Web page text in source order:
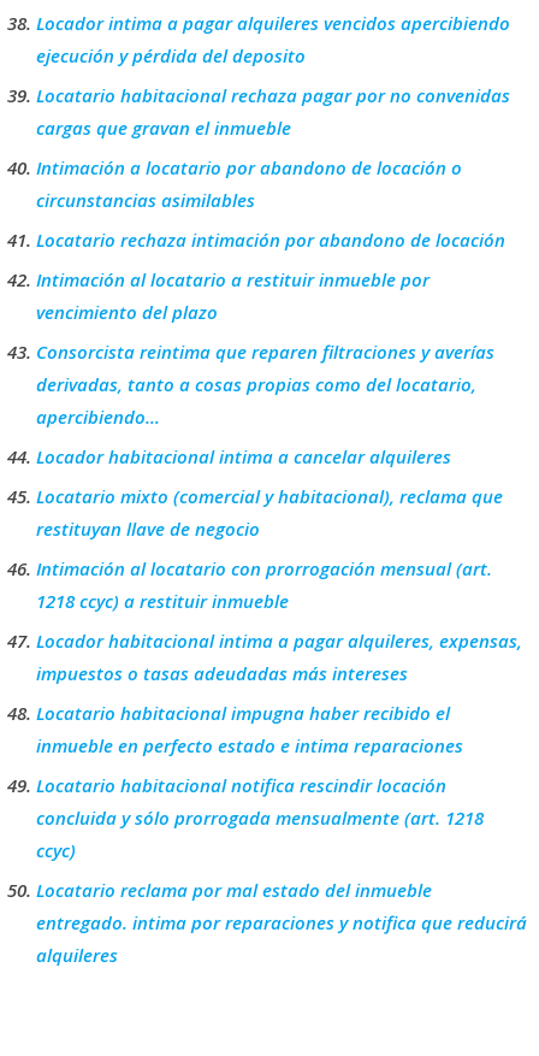
Locador intima a pagar alquileres vencidos apercibiendo
ejecución y pérdida del deposito
Locatario habitacional rechaza pagar por no convenidas
cargas que gravan el inmueble
Intimación a locatario por abandono de locación o
circunstancias asimilables
Locatario rechaza intimación por abandono de locación
Intimación al locatario a restituir inmueble por
vencimiento del plazo
Consorcista reintima que reparen filtraciones y averías
derivadas, tanto a cosas propias como del locatario,
apercibiendo…
Locador habitacional intima a cancelar alquileres
Locatario mixto (comercial y habitacional), reclama que
restituyan llave de negocio
Intimación al locatario con prorrogación mensual (art.
1218 ccyc) a restituir inmueble
Locador habitacional intima a pagar alquileres, expensas,
impuestos o tasas adeudadas más intereses
Locatario habitacional impugna haber recibido el
inmueble en perfecto estado e intima reparaciones
Locatario habitacional notifica rescindir locación
concluida y sólo prorrogada mensualmente (art. 1218
ccyc)
Locatario reclama por mal estado del inmueble
entregado. intima por reparaciones y notifica que reducirá
alquileres